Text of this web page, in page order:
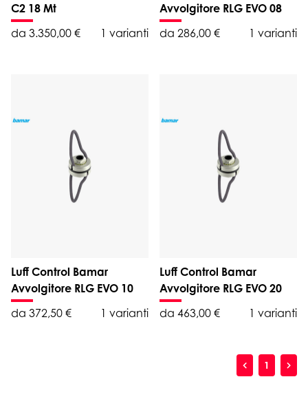
C2 18 Mt
da 3.350,00 €
1 varianti
Avvolgitore RLG EVO 08
da 286,00 €
1 varianti
Luff Control Bamar
Avvolgitore RLG EVO 10
da 372,50 €
1 varianti
Luff Control Bamar
Avvolgitore RLG EVO 20
da 463,00 €
1 varianti
1